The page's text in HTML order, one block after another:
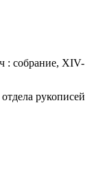
: собрание, XIV-
рукописей